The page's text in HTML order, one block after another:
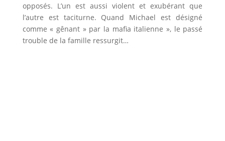
opposés. L’un est aussi violent et exubérant que
l’autre est taciturne. Quand Michael est désigné
comme « gênant » par la mafia italienne », le passé
trouble de la famille ressurgit…